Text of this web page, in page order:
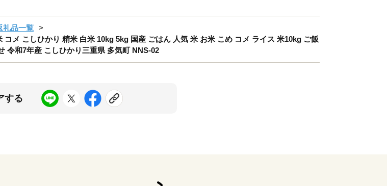
礼品一覧
コメ こしひかり 精米 白米 10kg 5kg 国産 ごはん 人気 米 お米 こめ コメ ライス 米10kg ご飯
令和7年産 こしひかり三重県 多気町 NNS-02
する